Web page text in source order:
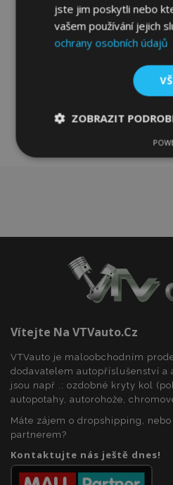
Přidat Do
Vítejte Na VTVauto.cz
VTVauto je maloobchodním
dodavatelem autopříslušenství a
jsou např .: ozdobné kryty kol
autopotahy, autorohože,
Máte zájem o dropshipping,
partnerem?
Kontaktujte nás ještě dnes!
jste jim poskytli nebo
vašem používání jejich
ochrany osobních údajů
ZOBRAZIT
nutné
Nezbytně nutné soubory
funkce webových stránek,
uživatele a správa účtu.
nezbytně nutných souborů
používat.
section_data_ids